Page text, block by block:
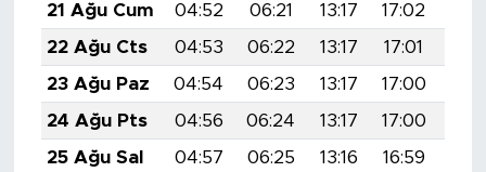
21 Ağu Cum
04:52 06:21 13:17 17:02
22 Ağu Cts
04:53 06:22 13:17 17:01
23 Ağu Paz
04:54 06:23 13:17 17:00
24 Ağu Pts
04:56 06:24 13:17 17:00
25 Ağu Sal
04:57 06:25 13:16 16:59